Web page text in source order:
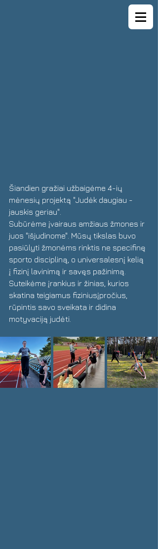
Šiandien gražiai užbaigėme 4-ių
mėnesių projektą "Judėk daugiau -
jauskis geriau".
Subūrėme įvairaus amžiaus žmones ir
juos "išjudinome". Mūsų tikslas buvo
pasiūlyti žmonėms rinktis ne specifinę
sporto discipliną, o universalesnį kelią
į fizinį lavinimą ir savęs pažinimą.
Suteikėme įrankius ir žinias, kurios
skatina teigiamus fiziniusįpročius,
rūpintis savo sveikata ir didina
motyvaciją judėti.